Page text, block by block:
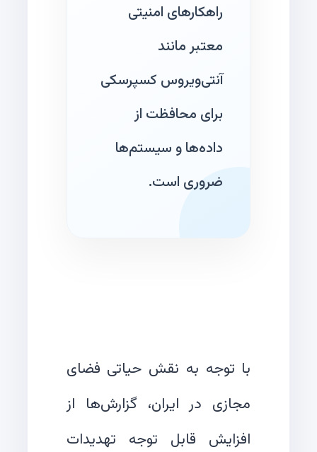
راهکارهای امنیتی
معتبر مانند
آنتی‌ویروس کسپرسکی
برای محافظت از
داده‌ها و سیستم‌ها
ضروری است.
با توجه به نقش حیاتی فضای
مجازی در ایران، گزارش‌ها از
افزایش قابل توجه تهدیدات